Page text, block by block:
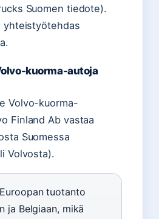
Suomen tiedote).
yhteistyötehdas
kuorma-autoja
Volvo-kuorma-
Finland Ab vastaa
Suomessa
Volvosta).
tuotanto
ja Belgiaan, mikä